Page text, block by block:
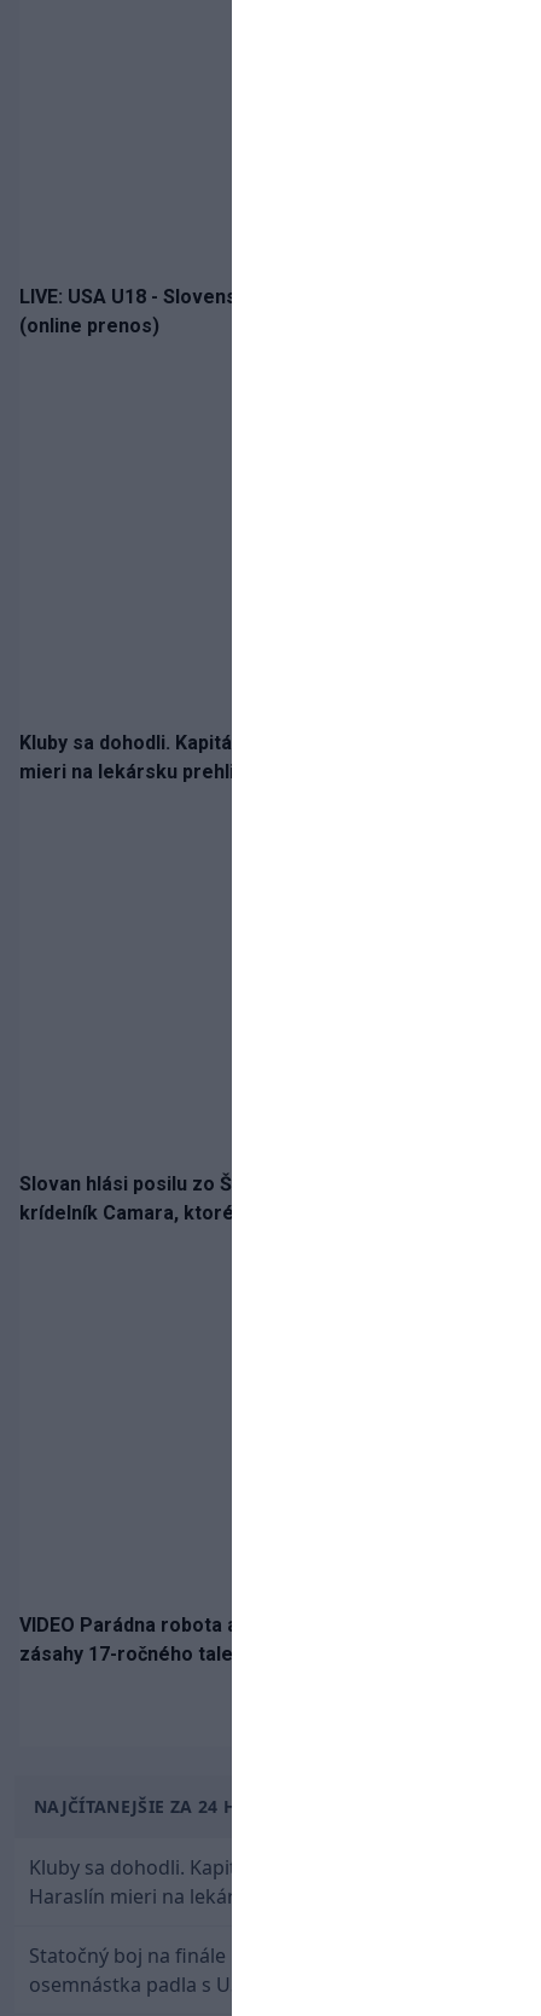
LIVE: USA U18 - Slovensko U18 / Hlinka-Gretzky Cup
(online prenos)
Kluby sa dohodli. Kapitán Sparty Praha Lukáš Haraslín
mieri na lekársku prehliadku
Slovan hlási posilu zo Španielska! Belasých posilní
krídelník Camara, ktorého povedie jeho detský vzor
VIDEO Parádna robota a gól v oslabení! Pozrite si oba
zásahy 17-ročného talentu Rychlíka proti USA
NAJČÍTANEJŠIE ZA 24 HODÍN
Kluby sa dohodli. Kapitán Sparty Praha Lukáš
Haraslín mieri na lekársku prehliadku
Statočný boj na finále nestačil: Slovenská
osemnástka padla s USA a zabojuje o bronz